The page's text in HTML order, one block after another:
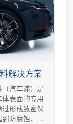
树脂、聚氨
、聚氯乙烯
、染料/颜料
内外化工生产
产品分销服
提供原材料
解决方案
（汽车漆）是
体表面的专用
过形成致密保
到防腐蚀、延